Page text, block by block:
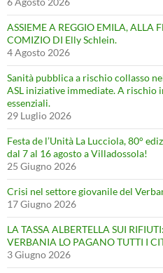
ASSIEME A REGGIO EMILA, ALLA
COMIZIO DI Elly Schlein.
4 Agosto 2026
Sanità pubblica a rischio collasso
ASL iniziative immediate. A rischio
essenziali.
29 Luglio 2026
Festa de l’Unità La Lucciola, 80°
dal 7 al 16 agosto a Villadossola!
25 Giugno 2026
Crisi nel settore giovanile del
17 Giugno 2026
LA TASSA ALBERTELLA SUI
VERBANIA LO PAGANO TUTTI I
3 Giugno 2026